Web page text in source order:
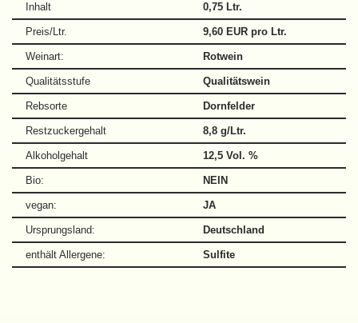
Inhalt 0,75 Ltr.
Preis/Ltr. 9,60 EUR pro Ltr.
Weinart: Rotwein
Qualitätsstufe Qualitätswein
Rebsorte Dornfelder
Restzuckergehalt 8,8 g/Ltr.
Alkoholgehalt 12,5 Vol. %
Bio: NEIN
vegan: JA
Ursprungsland: Deutschland
enthält Allergene: Sulfite